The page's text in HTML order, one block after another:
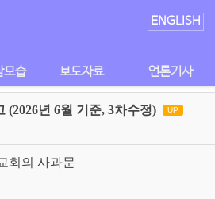
ENGLISH
모습 보도자료 언론기사
(2026년 6월 기준, 3차수정) UP
회의 사과문